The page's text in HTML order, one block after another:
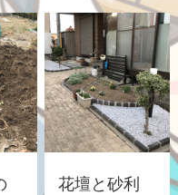
花壇と砂利